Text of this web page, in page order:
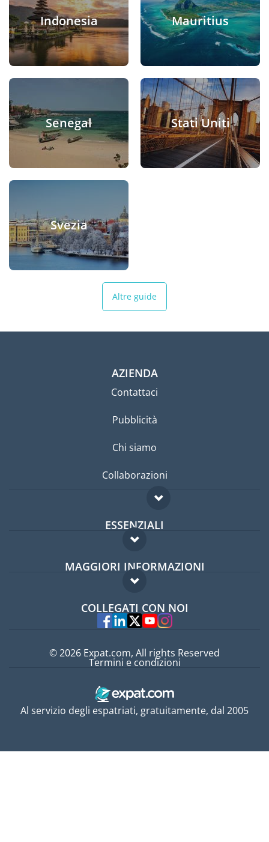
Indonesia Mauritius
Senegal Stati Uniti
Svezia
Altre guide
AZIENDA
Contattaci
Pubblicità
Chi siamo
Collaborazioni
ESSENZIALI
Forum per expat
Guida per expat
MAGGIORI INFORMAZIONI
Domande frequenti
Esperti
COLLEGATI CON NOI
Al servizio degli espatriati, gratuitamente, dal 2005
© 2026 Expat.com, All rights Reserved
Termini e condizioni